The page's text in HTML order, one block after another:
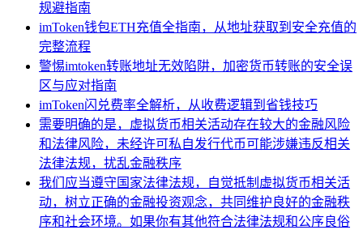
规避指南
imToken钱包ETH充值全指南，从地址获取到安全充值的
完整流程
警惕imtoken转账地址无效陷阱，加密货币转账的安全误
区与应对指南
imToken闪兑费率全解析，从收费逻辑到省钱技巧
需要明确的是，虚拟货币相关活动存在较大的金融风险
和法律风险，未经许可私自发行代币可能涉嫌违反相关
法律法规，扰乱金融秩序
我们应当遵守国家法律法规，自觉抵制虚拟货币相关活
动，树立正确的金融投资观念，共同维护良好的金融秩
序和社会环境。如果你有其他符合法律法规和公序良俗